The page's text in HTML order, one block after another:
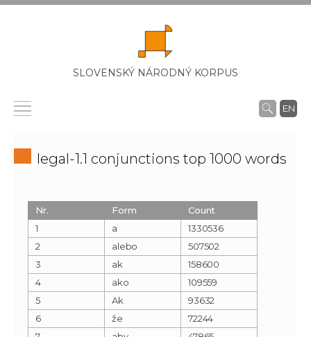
SLOVENSKÝ NÁRODNÝ KORPUS
EN
legal-1.1 conjunctions top 1000 words
Nr. Form
Count
1
a
1330536
2
alebo
507502
3
ak
158600
4
ako
109559
5
Ak
93632
6
že
72244